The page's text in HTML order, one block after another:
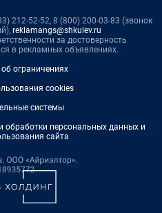
212-52-52, 8 (800) 200-03-83 (звонок
reklamangs@shkulev.ru
за достоверность
в рекламных объявлениях.
ограничениях
cookies
системы
обработки персональных данных и
сайта